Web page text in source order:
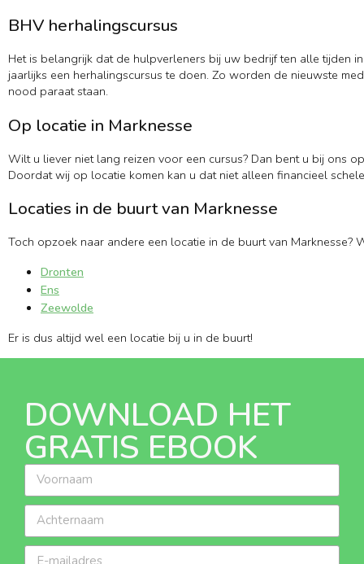
BHV herhalingscursus
Het is belangrijk dat de hulpverleners bij uw bedrijf ten alle tijden
jaarlijks een herhalingscursus te doen. Zo worden de nieuwste
nood paraat staan.
Op locatie in Marknesse
Wilt u liever niet lang reizen voor een cursus? Dan bent u bij ons
Doordat wij op locatie komen kan u dat niet alleen financieel
Locaties in de buurt van Marknesse
Toch opzoek naar andere een locatie in de buurt van Marknesse?
Dronten
Ens
Zeewolde
Er is dus altijd wel een locatie bij u in de buurt!
DOWNLOAD HET
GRATIS EBOOK